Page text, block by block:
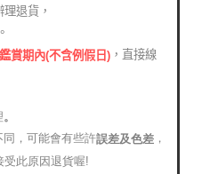
退貨，
賞期內(不含例假日) ，直接線
。
，可能會有些許誤差及色差 ，
受此原因退貨喔!